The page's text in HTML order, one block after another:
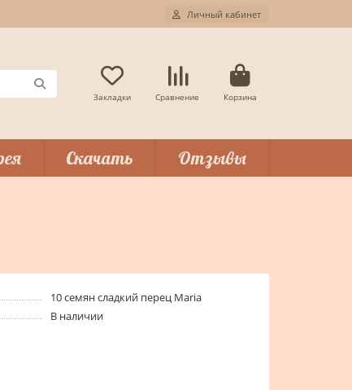
Личный кабинет
Закладки Сравнение Корзина
Скачать Отзывы
10 семян сладкий перец Maria
В наличии